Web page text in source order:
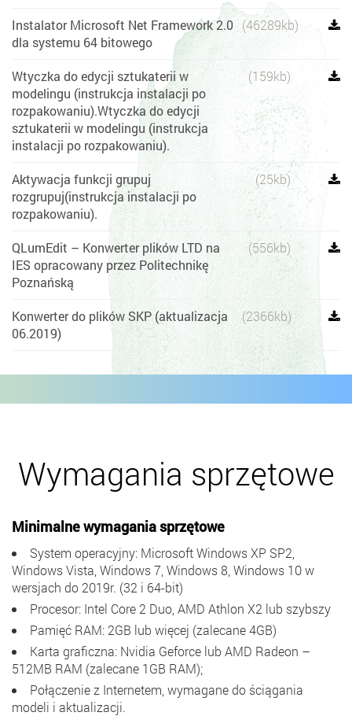
Instalator Microsoft Net Framework 2.0
dla systemu 64 bitowego
(46289kb)
Wtyczka do edycji sztukaterii w
modelingu (instrukcja instalacji po
rozpakowaniu).Wtyczka do edycji
sztukaterii w modelingu (instrukcja
instalacji po rozpakowaniu).
(159kb)
Aktywacja funkcji grupuj
rozgrupuj(instrukcja instalacji po
rozpakowaniu).
(25kb)
QLumEdit – Konwerter plików LTD na
IES opracowany przez Politechnikę
Poznańską
(556kb)
Konwerter do plików SKP (aktualizacja
06.2019)
(2366kb)
Wymagania sprzętowe
Minimalne wymagania sprzętowe
System operacyjny: Microsoft Windows XP SP2,
Windows Vista, Windows 7, Windows 8, Windows 10 w
wersjach do 2019r. (32 i 64-bit)
Procesor: Intel Core 2 Duo, AMD Athlon X2 lub szybszy
Pamięć RAM: 2GB lub więcej (zalecane 4GB)
Karta graficzna: Nvidia Geforce lub AMD Radeon –
512MB RAM (zalecane 1GB RAM);
Połączenie z Internetem, wymagane do ściągania
modeli i aktualizacji.